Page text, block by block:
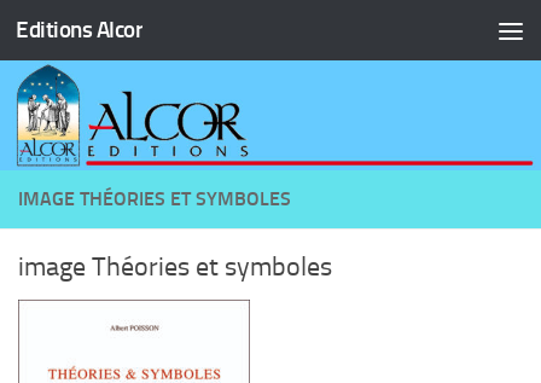
Skip to content
Editions Alcor
IMAGE THÉORIES ET SYMBOLES
image Théories et symboles